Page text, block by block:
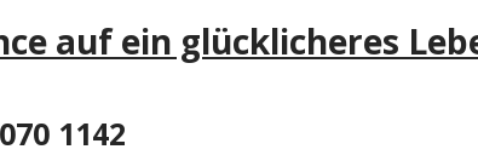
auf ein glücklicheres
1142